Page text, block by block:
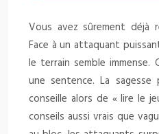
Vous avez sûrement
Face à un attaquant
le terrain semble immense.
une sentence. La
conseille alors de « lire le
conseils aussi vrais que